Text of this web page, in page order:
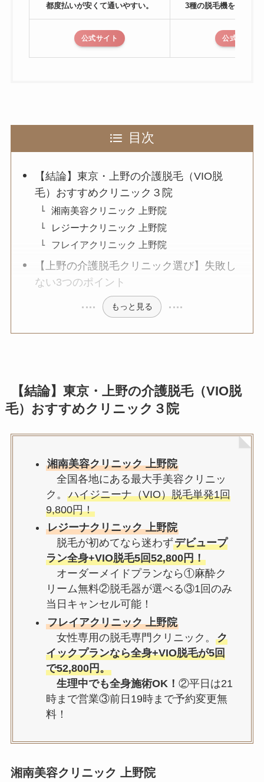
都度払いが安くて通いやすい。
3種の脱毛機を使い分
公式サイト 公式サイト
目次
【結論】東京・上野の介護脱毛（VIO脱
毛）おすすめクリニック３院
湘南美容クリニック 上野院
レジーナクリニック 上野院
フレイアクリニック 上野院
【上野の介護脱毛クリニック選び】失敗し
ない3つのポイント
もっと見る
【結論】東京・上野の介護脱毛（VIO脱
毛）おすすめクリニック３院
湘南美容クリニック 上野院
全国各地にある最大手美容クリニッ
ク。 ハイジニーナ（VIO）脱毛単発1回
9,800円！
レジーナクリニック 上野院
脱毛が初めてなら迷わずデビュープ
ラン全身+VIO脱毛5回52,800円！
オーダーメイドプランなら①麻酔ク
リーム無料②脱毛器が選べる③1回のみ
当日キャンセル可能！
フレイアクリニック 上野院
女性専用の脱毛専門クリニック。 ク
イックプランなら全身+VIO脱毛が5回
で52,800円。
生理中でも全身施術OK！ ②平日は21
時まで営業③前日19時まで予約変更無
料！
湘南美容クリニック 上野院